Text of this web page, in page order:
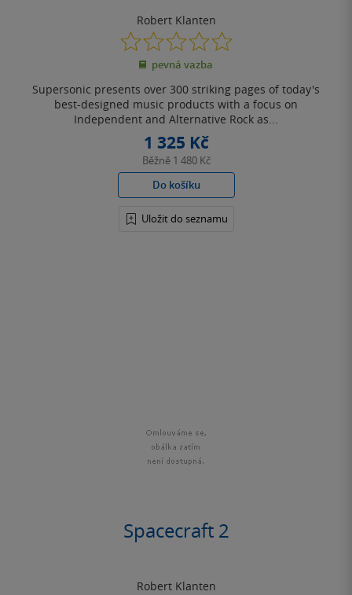
Robert Klanten
0.0
z
5
pevná vazba
Supersonic presents over 300 striking pages of today's
best-designed music products with a focus on
Independent and Alternative Rock as...
1 325 Kč
Běžně 1 480 Kč
Do košíku
Uložit do seznamu
Spacecraft 2
Robert Klanten